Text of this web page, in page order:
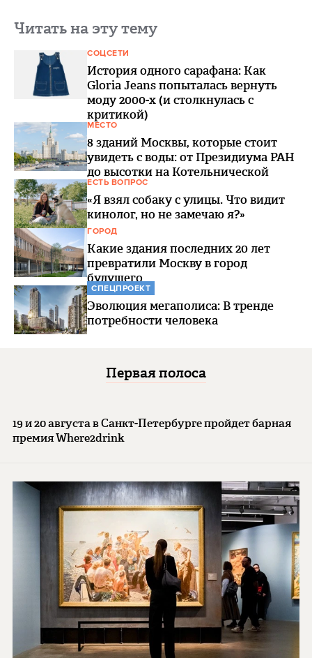
Читать на эту тему
СОЦСЕТИ
История одного сарафана: Как
Gloria Jeans попыталась вернуть
моду 2000-х (и столкнулась с
критикой)
МЕСТО
8 зданий Москвы, которые стоит
увидеть с воды: от Президиума РАН
до высотки на Котельнической
ЕСТЬ ВОПРОС
«Я взял собаку с улицы. Что видит
кинолог, но не замечаю я?»
ГОРОД
Какие здания последних 20 лет
превратили Москву в город
будущего
СПЕЦПРОЕКТ
Эволюция мегаполиса: В тренде
потребности человека
Первая полоса
19 и 20 августа в Санкт-Петербурге пройдет барная
премия Where2drink